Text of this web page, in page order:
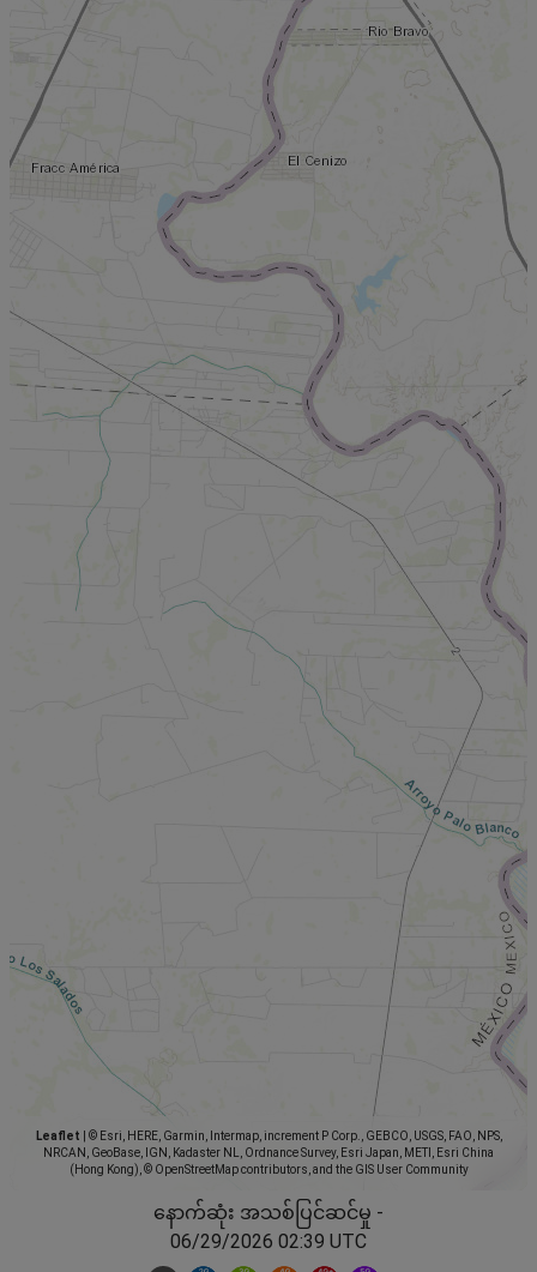
Leaflet
© Esri, HERE, Garmin, Intermap, increment P Corp., GEBCO, USGS, FAO, NPS,
NRCAN, GeoBase, IGN, Kadaster NL, Ordnance Survey, Esri Japan, METI, Esri China
(Hong Kong), © OpenStreetMap contributors, and the GIS User Community
နောက်ဆုံး အသစ်ပြင်ဆင်မှု -
06/29/2026 02:39 UTC